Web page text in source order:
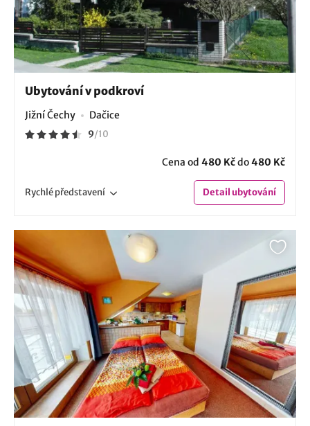
Ubytování v podkroví
Jižní Čechy Dačice
9/10
Cena od 480 Kčdo480 Kč
Rychlépředstavení Detailubytování